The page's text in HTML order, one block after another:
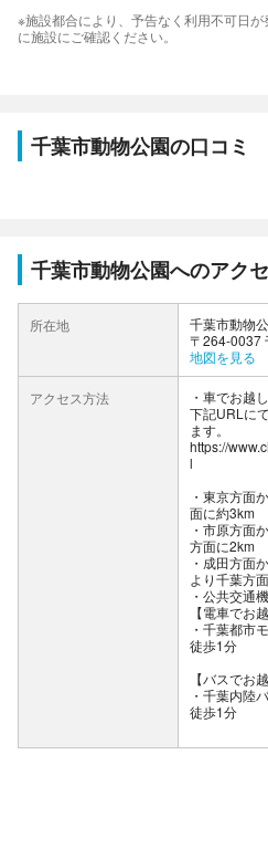
※施設都合により、予告なく利用不可日
に施設にご確認ください。
千葉市動物公園の口コミ
千葉市動物公園へのアク
所在地
千葉市動物
〒264-0037
地図を見る
アクセス方法
車でお越
下記URLに
ます。
https://
l
・東京方面
面に約3km
・市原方面
方面に2km
・成田方面
より千葉方
公共交通
【電車でお
・千葉都市
徒歩1分
【バスでお
・千葉内陸
徒歩1分